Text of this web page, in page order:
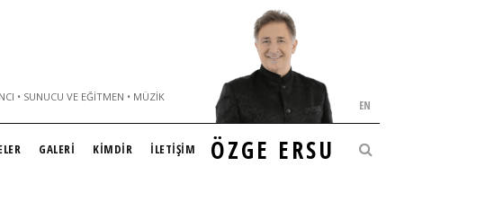
• SUNUCU VE EĞITMEN • MÜZIK
ÖZGE ERSU
EN
GALERİ KİMDİR İLETİŞİM